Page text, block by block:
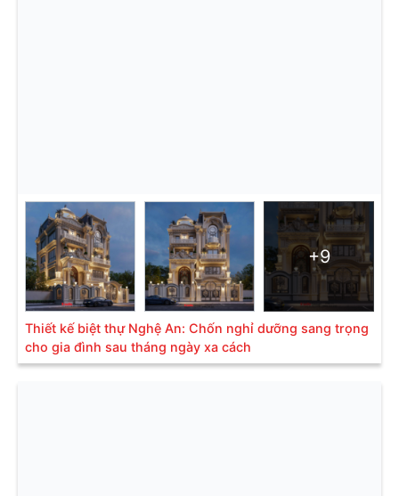
+9
Thiết kế biệt thự Nghệ An: Chốn nghỉ dưỡng sang trọng
cho gia đình sau tháng ngày xa cách